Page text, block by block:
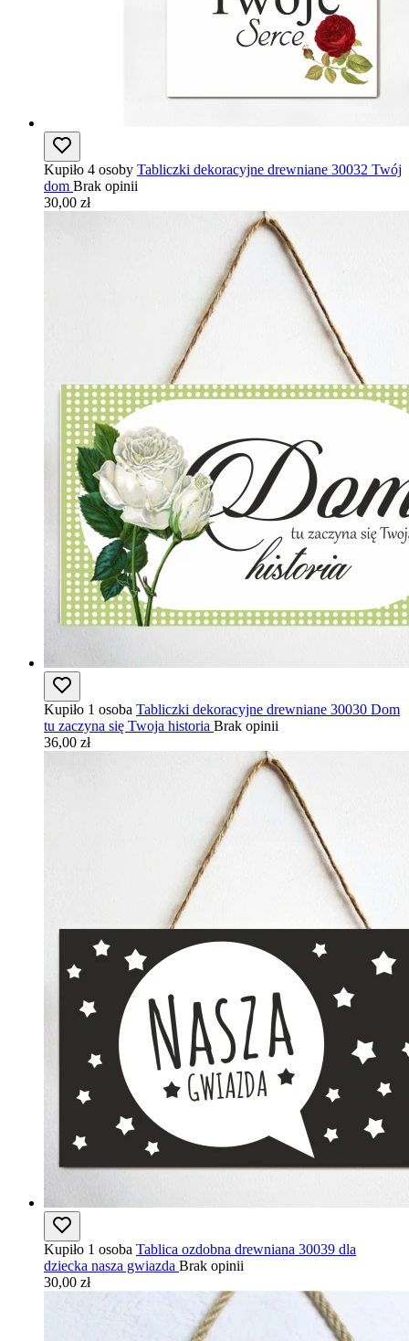
Kupiło 4 osoby Tabliczki dekoracyjne drewniane 30032 Twój
dom Brak opinii
30,00 zł
Kupiło 1 osoba Tabliczki dekoracyjne drewniane 30030 Dom
tu zaczyna się Twoja historia Brak opinii
36,00 zł
Kupiło 1 osoba Tablica ozdobna drewniana 30039 dla
dziecka nasza gwiazda Brak opinii
30,00 zł